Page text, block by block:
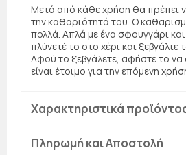
Μετά από κάθε χρήση θα πρέπει
την καθαριότητά του. Ο
πολλά. Απλά με ένα σφουγγάρι
πλύνετέ το στο χέρι και
Αφού το ξεβγάλετε, αφήστε το να
είναι έτοιμο για την επόμενη
Χαρακτηριστικά
Πληρωμή και Αποστολή